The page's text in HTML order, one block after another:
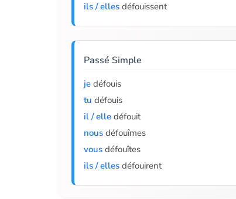
ils / elles défouissent
Passé Simple
je défouis
tu défouis
il / elle défouit
nous défouîmes
vous défouîtes
ils / elles défouirent